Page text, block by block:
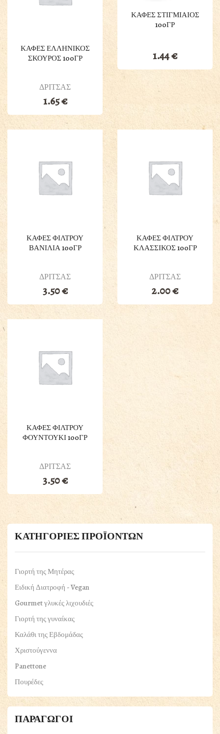
ΚΑΦΕΣ ΕΛΛΗΝΙΚΟΣ
ΣΚΟΥΡΟΣ 100ΓΡ
ΔΡΙΤΣΑΣ
1.65€
ΚΑΦΕΣ ΣΤΙΓΜΙΑΙΟΣ
100ΓΡ
1.44€
ΚΑΦΕΣ ΦΙΛΤΡΟΥ
ΒΑΝΙΛΙΑ 100ΓΡ
ΔΡΙΤΣΑΣ
3.50€
ΚΑΦΕΣ ΦΙΛΤΡΟΥ
ΚΛΑΣΣΙΚΟΣ 100ΓΡ
ΔΡΙΤΣΑΣ
2.00€
ΚΑΦΕΣ ΦΙΛΤΡΟΥ
ΦΟΥΝΤΟΥΚΙ 100ΓΡ
ΔΡΙΤΣΑΣ
3.50€
ΚΑΤΗΓΟΡΙΕΣ ΠΡΟΪΟΝΤΩΝ
Γιορτή της Μητέρας
Ειδική Διατροφή - Vegan
Gourmet γλυκές λιχουδιές
Γιορτή της γυναίκας
Καλάθι της Εβδομάδας
Χριστούγεννα
Panettone
Πουρέδες
ΠΑΣΧΑΛΙΝΑ
ΠΑΡΑΓΩΓΟΙ